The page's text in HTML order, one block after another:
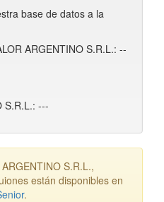
base de datos a la
ARGENTINO S.R.L.: --
S.R.L.: ---
S.R.L.,
están disponibles en
.